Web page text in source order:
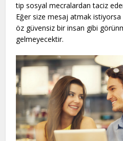
tip sosyal mecralardan taciz
Eğer size mesaj atmak
öz güvensiz bir insan gibi
gelmeyecektir.